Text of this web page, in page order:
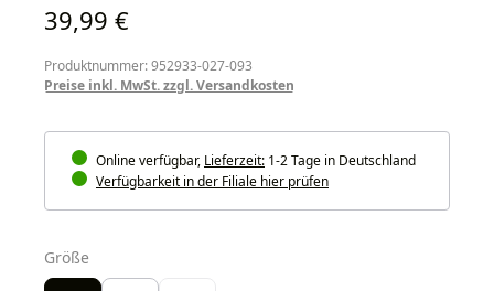
Regulärer Preis:
39,99 €
Produktnummer: 952933-027-093
Preise inkl. MwSt. zzgl. Versandkosten
Online verfügbar, Lieferzeit: 1-2 Tage in Deutschland
Verfügbarkeit in der Filiale hier prüfen
Größe